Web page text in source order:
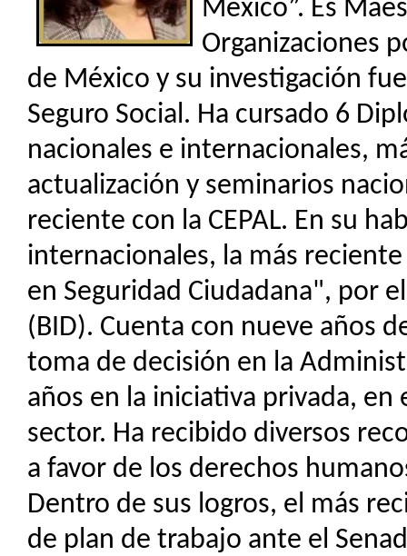
México”. Es
Organizaciones
de México y su investigación
Seguro Social. Ha cursado 6
nacionales e internacionales,
actualización y seminarios
reciente con la CEPAL. En su
internacionales, la más
en Seguridad Ciudadana", por
(BID). Cuenta con nueve años
toma de decisión en la
años en la iniciativa privada,
sector. Ha recibido diversos
a favor de los derechos
Dentro de sus logros, el más
de plan de trabajo ante el